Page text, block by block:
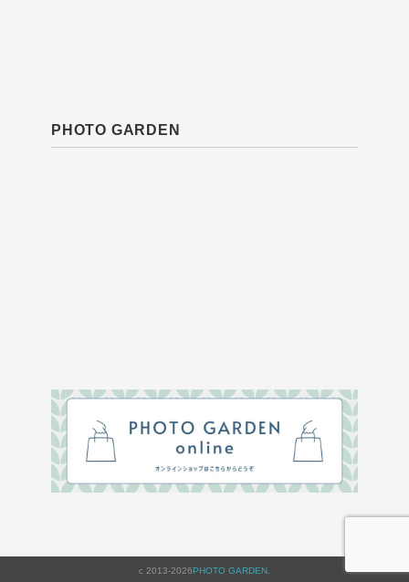
PHOTO GARDEN
c 2013-2026PHOTO GARDEN